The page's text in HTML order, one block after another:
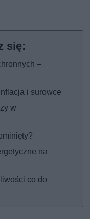
–
i surowce
w
na
co do